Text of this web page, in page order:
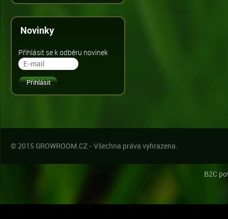
Novinky
Přihlásit se k odběru novinek
© 2015 GROWROOM.CZ - Všechna práva vyhrazena.
B2C